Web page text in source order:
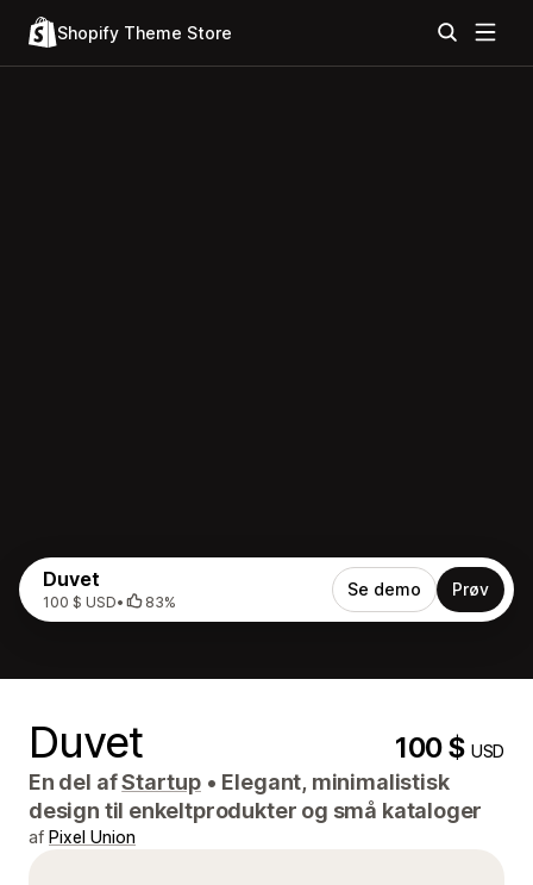
Shopify Theme Store
Duvet
100 $ USD• 83%
Se demo Prøv
Duvet 100 $USD
En del afStartup • Elegant, minimalistisk
design til enkeltprodukter og små kataloger
af Pixel Union